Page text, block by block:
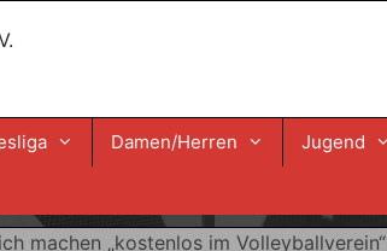
Damen/Herren Jugend
machen „kostenlos im Volleyballverein“